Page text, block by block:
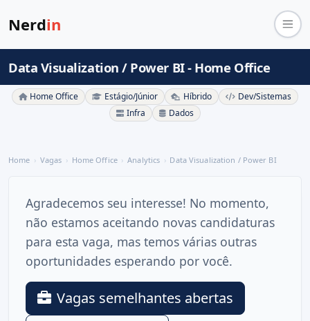
Nerdin
Data Visualization / Power BI - Home Office
Home Office Estágio/Júnior Híbrido
Dev/Sistemas
Infra
Dados
Home Vagas Home Office Analytics Data Visualization / Power BI
Agradecemos seu interesse! No momento,
não estamos aceitando novas candidaturas
para esta vaga, mas temos várias outras
oportunidades esperando por você.
Vagas semelhantes abertas